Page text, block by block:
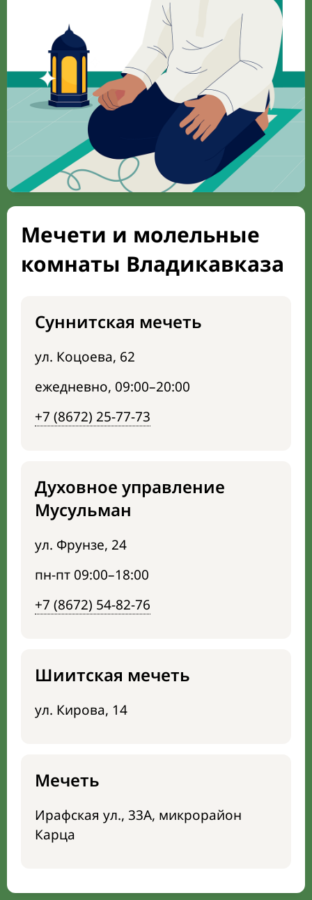
Мечети и молельные
комнаты Владикавказа
Суннитская мечеть
ул. Коцоева, 62
ежедневно, 09:00–20:00
+7 (8672) 25-77-73
Духовное управление
Мусульман
ул. Фрунзе, 24
пн-пт 09:00–18:00
+7 (8672) 54-82-76
Шиитская мечеть
ул. Кирова, 14
Мечеть
Ирафская ул., 33А, микрорайон
Карца